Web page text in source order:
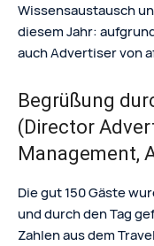
Wissensaustausch
diesem Jahr:
auch Advertiser von
Begrüßung
(Director
Management,
Die gut 150 Gäste
und durch den Tag
Zahlen aus dem